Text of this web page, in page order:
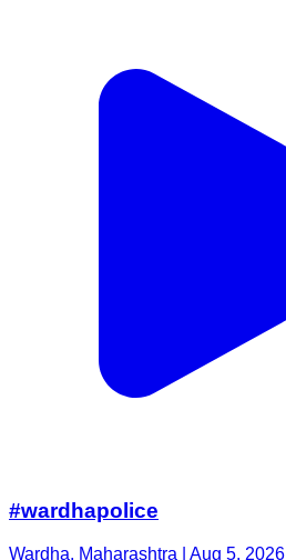
#wardhapolice
Wardha, Maharashtra | Aug 5, 2026